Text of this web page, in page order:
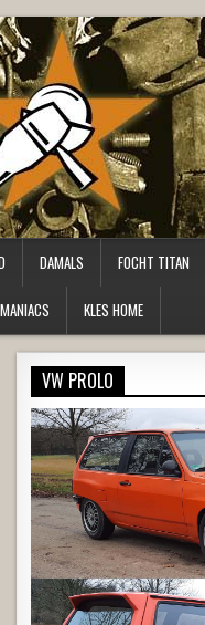
DAMALS FOCHT TITAN
KLES HOME
VW PROLO